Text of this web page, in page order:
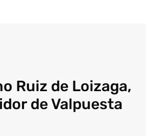
Ruiz de Loizaga,
de Valpuesta